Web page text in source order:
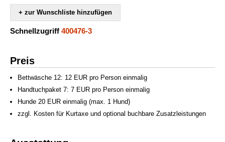
+ zur Wunschliste hinzufügen
Schnellzugriff 400476-3
Preis
Bettwäsche 12: 12 EUR pro Person einmalig
Handtuchpaket 7: 7 EUR pro Person einmalig
Hunde 20 EUR einmalig (max. 1 Hund)
zzgl. Kosten für Kurtaxe und optional buchbare Zusatzleistungen